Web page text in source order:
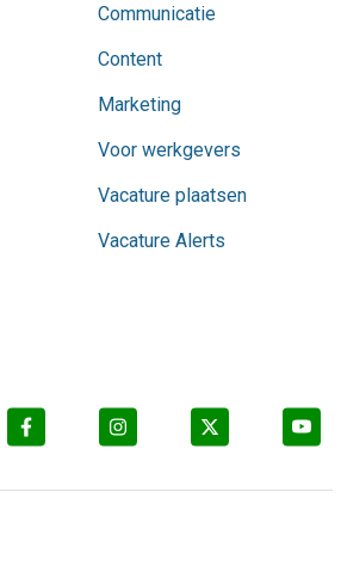
Communicatie
Content
Marketing
Voor werkgevers
Vacature plaatsen
Vacature Alerts